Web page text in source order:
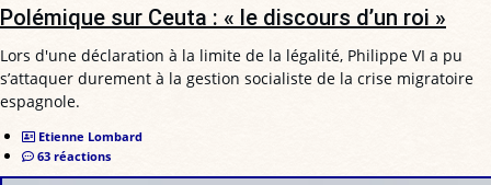
Polémique sur Ceuta : « le discours d’un roi »
Lors d'une déclaration à la limite de la légalité, Philippe VI a pu
s’attaquer durement à la gestion socialiste de la crise migratoire
espagnole.
Etienne Lombard
63 réactions